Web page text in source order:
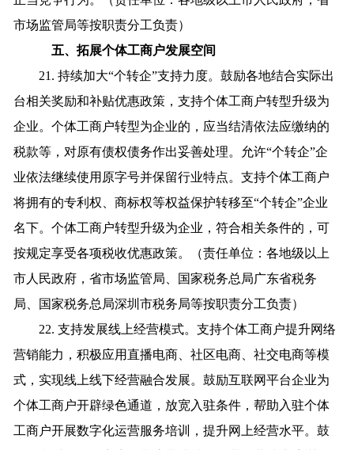
市场监管局等按职责分工负责）
五、拓展个体工商户发展空间
21. 持续加大“个转企”支持力度。鼓励各地结合实际出
台相关奖励和补贴优惠政策，支持个体工商户转型升级为
企业。个体工商户转型为企业的，应当结清依法应缴纳的
税款等，对原有债权债务作出妥善处理。允许“个转企”企
业依法继续使用原字号并保留行业特点。支持个体工商户
将拥有的专利权、商标权等权益保护转移至“个转企”企业
名下。个体工商户转型升级为企业，符合相关条件的，可
按规定享受各项税收优惠政策。（责任单位：各地级以上
市人民政府，省市场监管局、国家税务总局广东省税务
局、国家税务总局深圳市税务局等按职责分工负责）
22. 支持发展线上经营模式。支持个体工商户提升网络
营销能力，积极应用直播电商、社区电商、社交电商等模
式，实现线上线下经营融合发展。鼓励互联网平台企业为
个体工商户开辟绿色通道，放宽入驻条件，帮助入驻个体
工商户开展数字化运营服务培训，提升网上经营水平。鼓